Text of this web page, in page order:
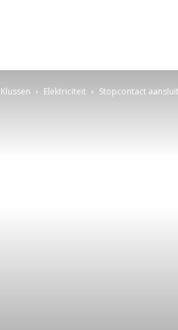
Klussen Elektriciteit Stopcontact